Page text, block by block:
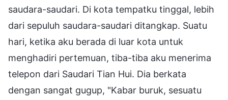
saudara-saudari. Di kota tempatku tinggal, lebih
dari sepuluh saudara-saudari ditangkap. Suatu
hari, ketika aku berada di luar kota untuk
menghadiri pertemuan, tiba-tiba aku menerima
telepon dari Saudari Tian Hui. Dia berkata
dengan sangat gugup, "Kabar buruk, sesuatu